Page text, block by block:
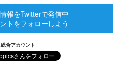
報をTwitterで発信中
トをフォローしよう！
合アカウント